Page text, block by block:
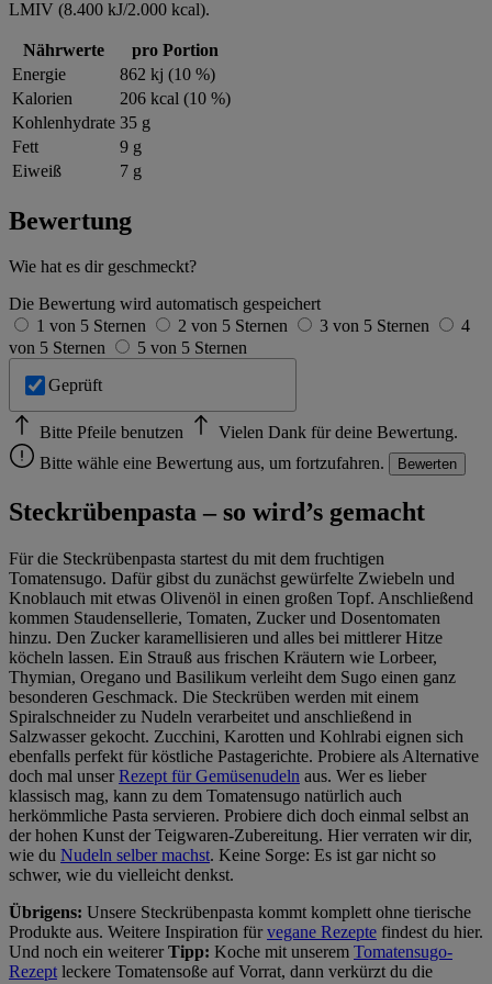
LMIV (8.400 kJ/2.000 kcal).
Nährwerte
pro Portion
Energie
862 kj (10 %)
Kalorien
206 kcal (10 %)
Kohlenhydrate 35 g
Fett
9 g
Eiweiß
7 g
Bewertung
Wie hat es dir geschmeckt?
Die Bewertung wird automatisch gespeichert
1 von 5 Sternen
2 von 5 Sternen 3 von 5 Sternen
4
von 5 Sternen
5 von 5 Sternen
Geprüft
Bitte Pfeile benutzen
Vielen Dank für deine Bewertung.
Bitte wähle eine Bewertung aus, um fortzufahren.
Bewerten
Steckrübenpasta – so wird’s gemacht
Für die Steckrübenpasta startest du mit dem fruchtigen
Tomatensugo. Dafür gibst du zunächst gewürfelte Zwiebeln und
Knoblauch mit etwas Olivenöl in einen großen Topf. Anschließend
kommen Staudensellerie, Tomaten, Zucker und Dosentomaten
hinzu. Den Zucker karamellisieren und alles bei mittlerer Hitze
köcheln lassen. Ein Strauß aus frischen Kräutern wie Lorbeer,
Thymian, Oregano und Basilikum verleiht dem Sugo einen ganz
besonderen Geschmack. Die Steckrüben werden mit einem
Spiralschneider zu Nudeln verarbeitet und anschließend in
Salzwasser gekocht. Zucchini, Karotten und Kohlrabi eignen sich
ebenfalls perfekt für köstliche Pastagerichte. Probiere als Alternative
doch mal unserRezept für Gemüsenudeln aus. Wer es lieber
klassisch mag, kann zu dem Tomatensugo natürlich auch
herkömmliche Pasta servieren. Probiere dich doch einmal selbst an
der hohen Kunst der Teigwaren-Zubereitung. Hier verraten wir dir,
wie du Nudeln selber machst. Keine Sorge: Es ist gar nicht so
schwer, wie du vielleicht denkst.
Übrigens: Unsere Steckrübenpasta kommt komplett ohne tierische
Produkte aus. Weitere Inspiration fürvegane Rezepte findest du hier.
Und noch ein weitererTipp: Koche mit unserem Tomatensugo-
Rezept leckere Tomatensoße auf Vorrat, dann verkürzt du die